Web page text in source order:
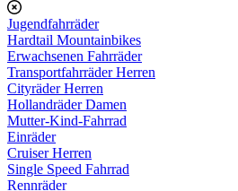
Jugendfahrräder
Hardtail Mountainbikes
Erwachsenen Fahrräder
Transportfahrräder Herren
Cityräder Herren
Hollandräder Damen
Mutter-Kind-Fahrrad
Einräder
Cruiser Herren
Single Speed Fahrrad
Rennräder